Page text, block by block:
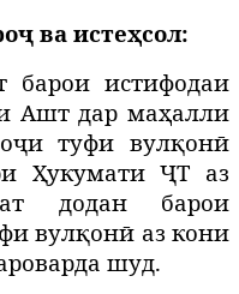
ва истеҳсол:
барои истифодаи
Ашт дар маҳалли
туфи вулқонӣ
Ҳукумати ҶТ аз
додан барои
вулқонӣ аз кони
шуд.